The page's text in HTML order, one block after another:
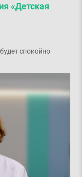
«Детская
спокойно